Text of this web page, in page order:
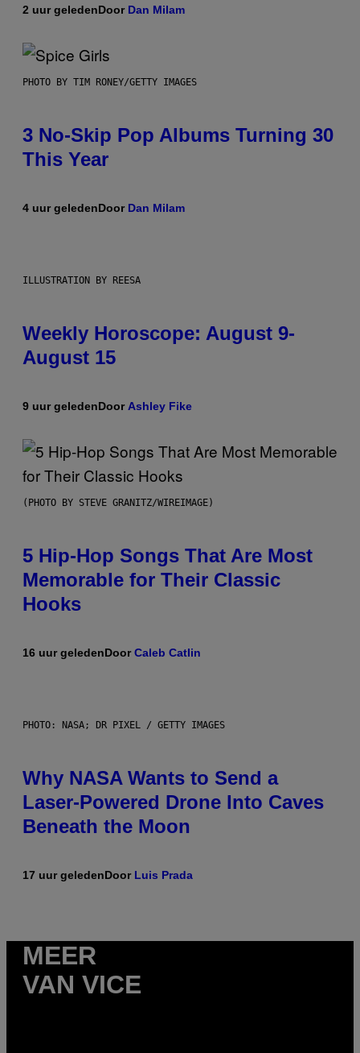
2 uur geledenDoor Dan Milam
PHOTO BY TIM RONEY/GETTY IMAGES
3 No-Skip Pop Albums Turning 30
This Year
4 uur geledenDoor Dan Milam
ILLUSTRATION BY REESA
Weekly Horoscope: August 9-
August 15
9 uur geledenDoor Ashley Fike
(PHOTO BY STEVE GRANITZ/WIREIMAGE)
5 Hip-Hop Songs That Are Most
Memorable for Their Classic
Hooks
16 uur geledenDoorCaleb Catlin
PHOTO: NASA; DR PIXEL / GETTY IMAGES
Why NASA Wants to Send a
Laser-Powered Drone Into Caves
Beneath the Moon
17 uur geledenDoor Luis Prada
MEER
VAN VICE